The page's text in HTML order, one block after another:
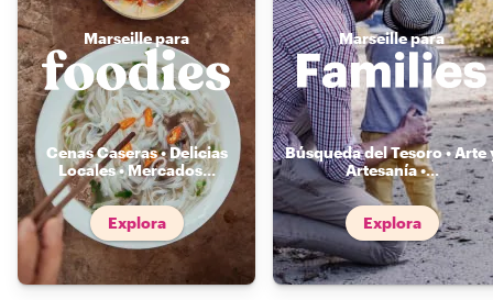
Marseille para
Cenas Caseras • Delicias
Locales • Mercados...
Explora
Marseille para
Búsqueda del Tesoro • Arte
Artesanía •...
Explora